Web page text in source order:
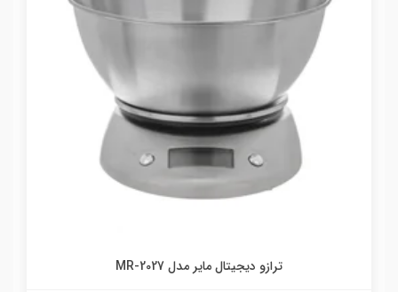
ترازو دیجیتال مایر مدل MR-2027